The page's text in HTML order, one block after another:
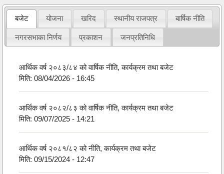
बजेट योजना खरिद स्थानीय राजपत्र बार्षिक नीति
नगरसभाका निर्णय प्रकाशन जनप्रतिनिधि
आर्थिक वर्ष २०८३/८४ को वार्षिक नीति, कार्यक्रम तथा बजेट
मिति:08/04/2026 - 16:45
आर्थिक वर्ष २०८२/८३ को वार्षिक नीति, कार्यक्रम तथा बजेट
मिति:09/07/2025 - 14:21
आर्थिक वर्ष २०८१/८२ को नीति, कार्यक्रम तथा बजेट
मिति:09/15/2024 - 12:47